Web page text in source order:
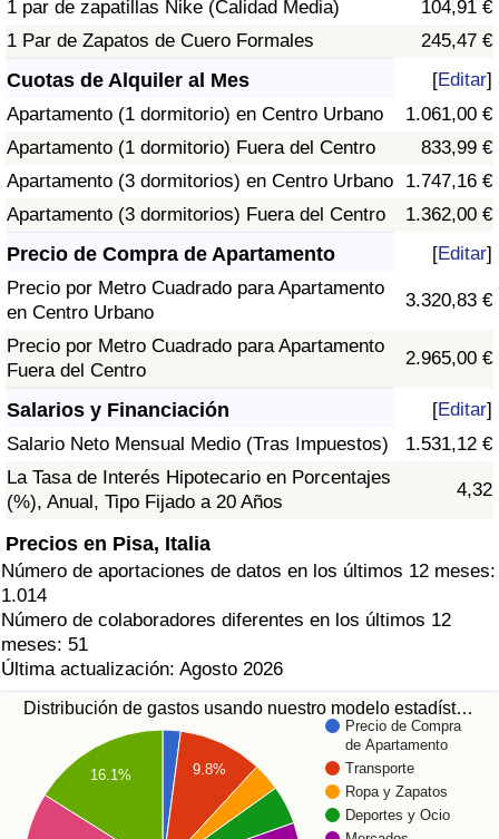
1 par de zapatillas Nike (Calidad Media)
104,91 €
1 Par de Zapatos de Cuero Formales
245,47 €
Cuotas de Alquiler al Mes [Editar]
Apartamento (1 dormitorio) en Centro Urbano
1.061,00 €
Apartamento (1 dormitorio) Fuera del Centro
833,99 €
Apartamento (3 dormitorios) en Centro Urbano
1.747,16 €
Apartamento (3 dormitorios) Fuera del Centro
1.362,00 €
Precio de Compra de Apartamento [Editar]
Precio por Metro Cuadrado para Apartamento
en Centro Urbano
3.320,83 €
Precio por Metro Cuadrado para Apartamento
Fuera del Centro
2.965,00 €
Salarios y Financiación [Editar]
Salario Neto Mensual Medio (Tras Impuestos)
1.531,12 €
La Tasa de Interés Hipotecario en Porcentajes
(%), Anual, Tipo Fijado a 20 Años
4,32
Precios en Pisa, Italia
Número de aportaciones de datos en los últimos 12 meses:
1.014
Número de colaboradores diferentes en los últimos 12
meses: 51
Última actualización: Agosto 2026
Distribución de gastos usando nuestro modelo estadíst…
Precio de Compra
de Apartamento
Transporte
Ropa y Zapatos
Deportes y Ocio
9.8%
16.1%